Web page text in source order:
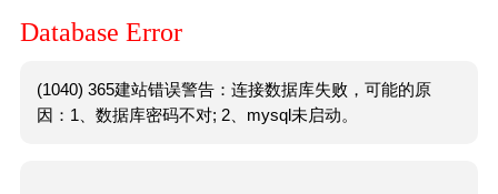
Database Error
(1040) 365建站错误警告：连接数据库失败，可能的原
因：1、数据库密码不对; 2、mysql未启动。